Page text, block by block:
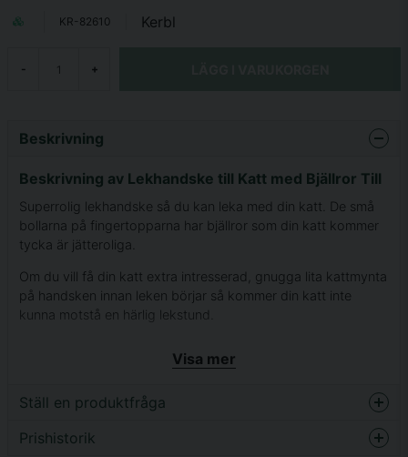
KR-82610 Kerbl
- +
Beskrivning
Beskrivning av Lekhandske till Katt med Bjällror Till
Superrolig lekhandske så du kan leka med din katt. De små
bollarna på fingertopparna har bjällror som din katt kommer
tycka är jätteroliga.
Om du vill få din katt extra intresserad, gnugga lita kattmynta
på handsken innan leken börjar så kommer din katt inte
kunna motstå en härlig lekstund.
rörelse samtidigt som den blir glad över en rolig lekstund
hjärnan och sina naturliga instinkter.
Visa mer
Ställ en produktfråga
question
Prishistorik